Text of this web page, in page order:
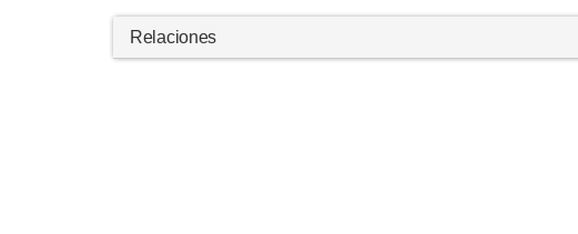
Relaciones